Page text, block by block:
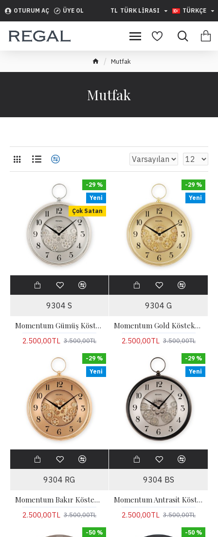
OTURUM AÇ ÜYE OL TL TÜRK LIRASI TÜRKÇE
Mutfak
Mutfak
Yeni
Çok Satan
-29 %
9304 S
Momentum Gümüş Köstekli Hareketli Çarklı Duvar Saati
2.500,00TL 3.500,00TL
Yeni
-29 %
9304 G
Momentum Gold Köstekli Hareketli Çarklı Duvar Saati
2.500,00TL 3.500,00TL
Yeni
-29 %
9304 RG
Momentum Bakır Köstekli Hareketli Çarklı Duvar Saati
2.500,00TL 3.500,00TL
Yeni
-29 %
9304 BS
Momentum Antrasit Köstekli Hareketli Çarklı Duvar Saati
2.500,00TL 3.500,00TL
-50 % -50 %